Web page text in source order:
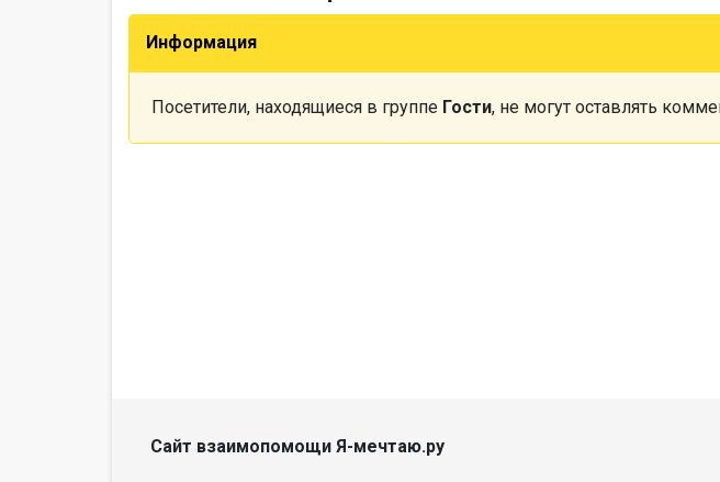
Информация
Посетители, находящиеся в группе Гости, не могут оставлять
Сайт взаимопомощи Я-мечтаю.ру